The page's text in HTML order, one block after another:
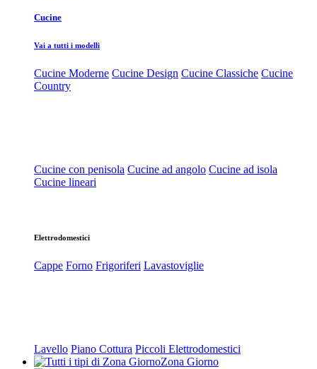
Cucine
Vai a tutti i modelli
Cucine Moderne Cucine Design Cucine Classiche Cucine
Country
Cucine con penisola Cucine ad angolo Cucine ad isola
Cucine lineari
Elettrodomestici
Cappe Forno Frigoriferi Lavastoviglie
Lavello Piano Cottura Piccoli Elettrodomestici
Zona Giorno